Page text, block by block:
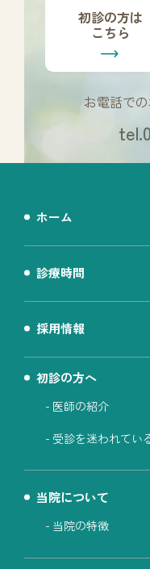
初診の方は
こちら
お電話で
ホーム
診療時間
採用情報
初診の方へ
医師の紹介
受診を迷われてい
当院について
当院の特徴